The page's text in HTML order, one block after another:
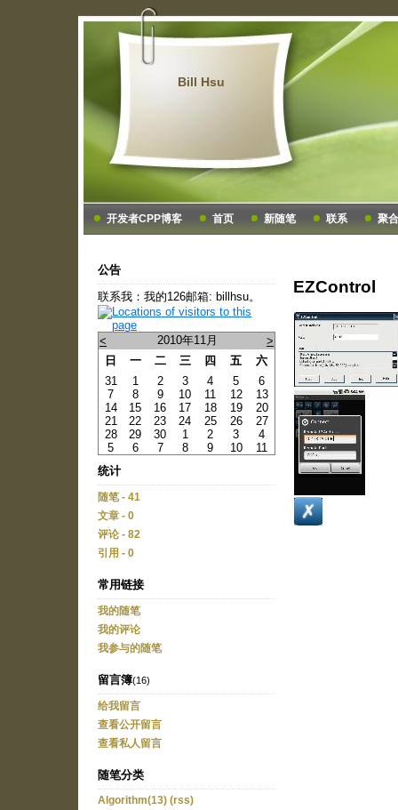
Bill Hsu
开发者CPP博客 首页 新随笔 联系 聚合
公告
联系我：我的126邮箱: billhsu。
< 2010年11月
>
日
一 二 三 四 五
六
31
1 2 3 4 5
6
7
8 9 10 11 12
13
14
15 16 17 18 19
20
21
22 23 24 25 26
27
28
29 30 1 2 3
4
5
6 7 8 9 10
11
统计
随笔 - 41
文章 - 0
评论 - 82
引用 - 0
常用链接
我的随笔
我的评论
我参与的随笔
留言簿(16)
给我留言
查看公开留言
查看私人留言
随笔分类
Algorithm(13) (rss)
EZControl